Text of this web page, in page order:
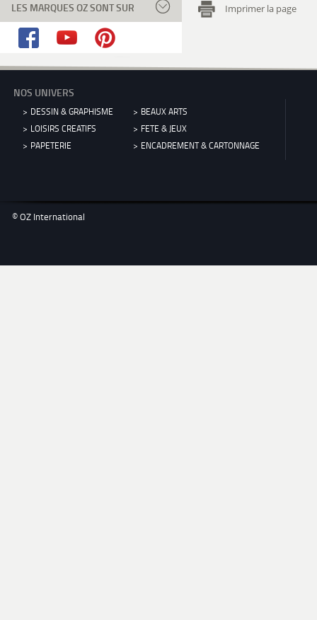
LES MARQUES OZ SONT SUR Imprimer la page
NOS UNIVERS
DESSIN & GRAPHISME
BEAUX ARTS
LOISIRS CREATIFS
FETE & JEUX
PAPETERIE
ENCADREMENT & CARTONNAGE
© OZ International